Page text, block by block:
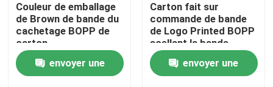
Contactez-nous
Nouvelles
Couleur de emballage
de Brown de bande du
cachetage BOPP de
carton
envoyer une
Carton fait sur
commande de bande
de Logo Printed BOPP
scellant la bande
claire Rolls enorme de
BOPP envoyer une